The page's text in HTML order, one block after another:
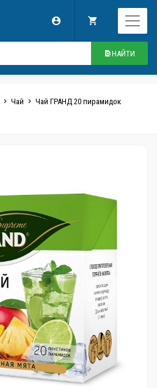
НАЙТИ
Чай
Чай ГРАНД 20 пирамидок